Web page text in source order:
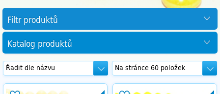
Filtr produktů
Katalog produktů